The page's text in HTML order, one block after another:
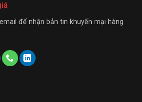
để nhận bản tin khuyến mại hàng